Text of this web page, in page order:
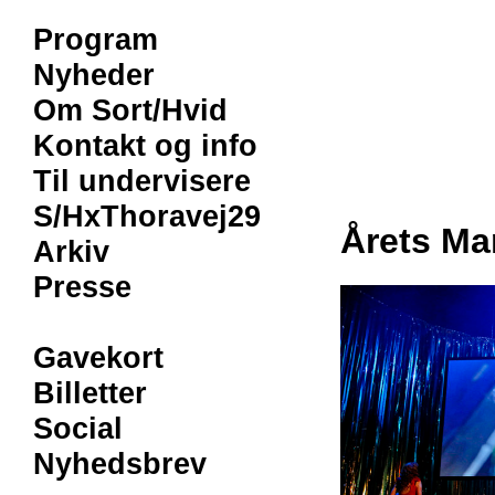
Program
Nyheder
Om Sort/Hvid
Kontakt og info
Til undervisere
S/HxThoravej29
Arkiv
Presse
Gavekort
Billetter
Social
Nyhedsbrev
Årets